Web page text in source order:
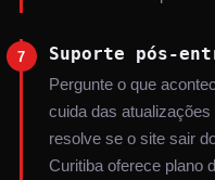
7 Suporte pós-
Pergunte o que
cuida das
resolve se o site sair
Curitiba oferece plano